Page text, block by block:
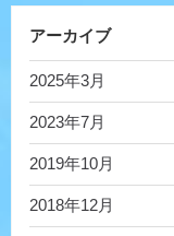
アーカイブ
2025年3月
2023年7月
2019年10月
2018年12月